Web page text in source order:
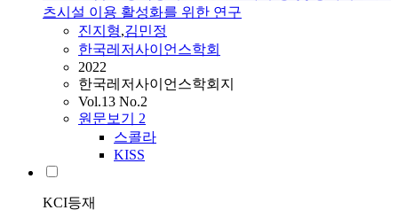
츠시설 이용 활성화를 위한 연구
진지형,김민정
한국레저사이언스학회
2022
한국레저사이언스학회지
Vol.13 No.2
원문보기 2
스콜라
KISS
KCI등재